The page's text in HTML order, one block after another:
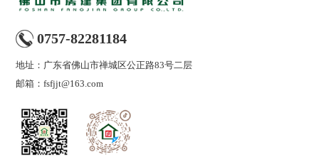
0757-82281184
地址：广东省佛山市禅城区公正路83号二层
邮箱：fsfjjt@163.com